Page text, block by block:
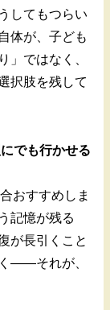
してもつらい
体が、子ども
」ではなく、
択肢を残して
でも行かせる
おすすめしま
記憶が残る
が長引くこと
——それが、